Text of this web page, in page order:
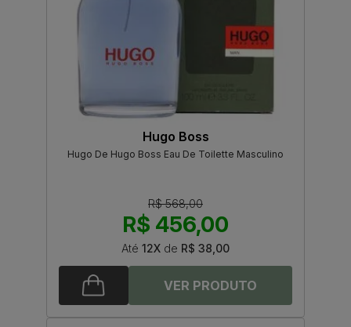
Hugo Boss
Hugo De Hugo Boss Eau De Toilette Masculino
R$ 568,00
R$ 456,00
Até 12X de R$ 38,00